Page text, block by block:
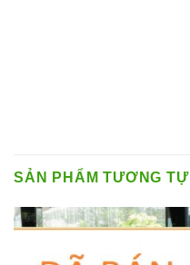
SẢN PHẨM TƯƠNG TỰ